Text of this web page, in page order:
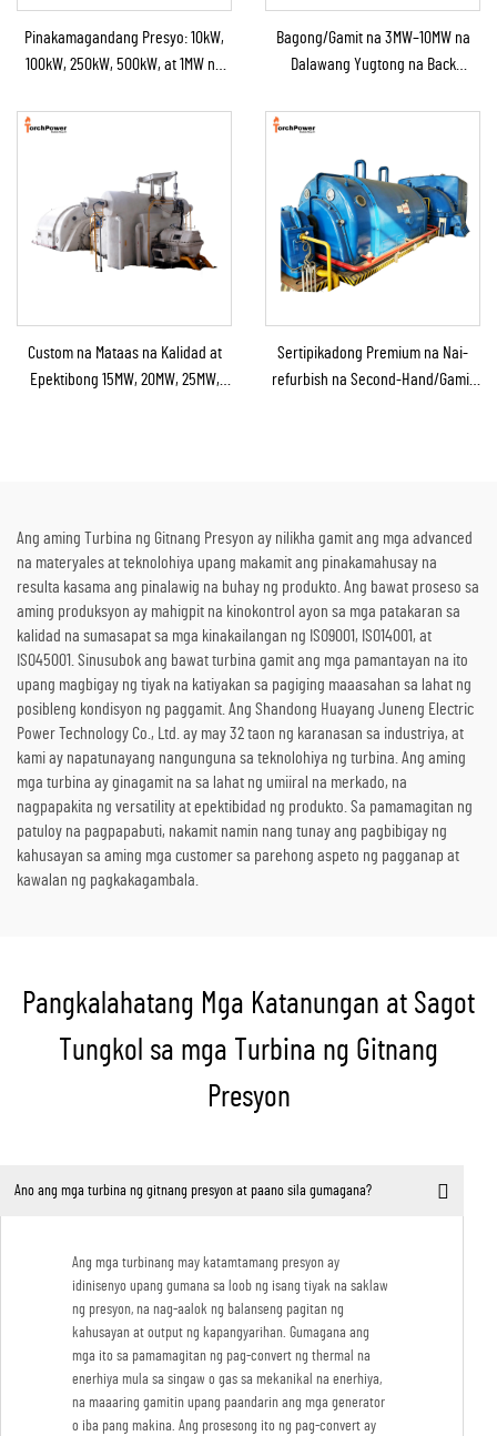
Pinakamagandang Presyo: 10kW,
100kW, 250kW, 500kW, at 1MW na
Industrial na Suplay ng
Bagong/Gamit na 3MW–10MW na
Dalawang Yugtong na Back
Turbine Generator para sa Power
Custom na Mataas na Kalidad at
Epektibong 15MW, 20MW, 25MW,
Sertipikadong Premium na Nai-
refurbish na Second-Hand/Gamit
Ang aming Turbina ng Gitnang Presyon ay nilikha gamit ang mga advanced
na materyales at teknolohiya upang makamit ang pinakamahusay na
resulta kasama ang pinalawig na buhay ng produkto. Ang bawat proseso sa
aming produksyon ay mahigpit na kinokontrol ayon sa mga patakaran sa
kalidad na sumasapat sa mga kinakailangan ng ISO9001, ISO14001, at
ISO45001. Sinusubok ang bawat turbina gamit ang mga pamantayan na ito
upang magbigay ng tiyak na katiyakan sa pagiging maaasahan sa lahat ng
posibleng kondisyon ng paggamit. Ang Shandong Huayang Juneng Electric
Power Technology Co., Ltd. ay may 32 taon ng karanasan sa industriya, at
kami ay napatunayang nangunguna sa teknolohiya ng turbina. Ang aming
mga turbina ay ginagamit na sa lahat ng umiiral na merkado, na
nagpapakita ng versatility at epektibidad ng produkto. Sa pamamagitan ng
patuloy na pagpapabuti, nakamit namin nang tunay ang pagbibigay ng
kahusayan sa aming mga customer sa parehong aspeto ng pagganap at
kawalan ng pagkakagambala.
Pangkalahatang Mga Katanungan at Sagot
Tungkol sa mga Turbina ng Gitnang
Presyon
Ano ang mga turbina ng gitnang presyon at paano sila gumagana?
Ang mga turbinang may katamtamang presyon ay
idinisenyo upang gumana sa loob ng isang tiyak na saklaw
ng presyon, na nag-aalok ng balanseng pagitan ng
kahusayan at output ng kapangyarihan. Gumagana ang
mga ito sa pamamagitan ng pag-convert ng thermal na
enerhiya mula sa singaw o gas sa mekanikal na enerhiya,
na maaaring gamitin upang paandarin ang mga generator
o iba pang makina. Ang prosesong ito ng pag-convert ay